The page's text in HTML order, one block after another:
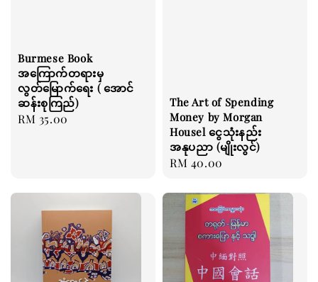
Burmese Book
အကြောက်တရားမှ
လွတ်မြောက်ရေး ( အောင်
ဆန်းစုကြည်)
Regular
RM 35.00
The Art of Spending
Money by Morgan
Housel ငွေသုံးနည်း
အနုပညာ (မျိုးလွင်)
Regular
RM 40.00